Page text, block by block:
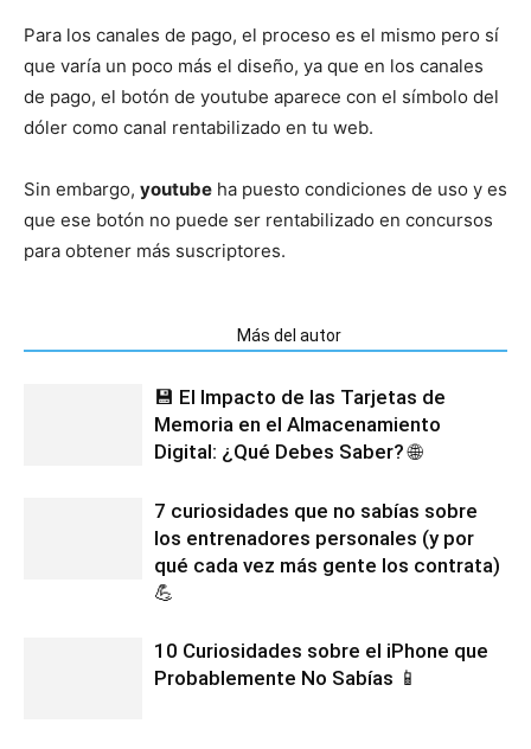
Para los canales de pago, el proceso es el mismo pero sí
que varía un poco más el diseño, ya que en los canales
de pago, el botón de youtube aparece con el símbolo del
dóler como canal rentabilizado en tu web.
Sin embargo, youtube ha puesto condiciones de uso y es
que ese botón no puede ser rentabilizado en concursos
para obtener más suscriptores.
Más del autor
💾 El Impacto de las Tarjetas de
Memoria en el Almacenamiento
Digital: ¿Qué Debes Saber? 🌐
7 curiosidades que no sabías sobre
los entrenadores personales (y por
qué cada vez más gente los contrata)
💪
10 Curiosidades sobre el iPhone que
Probablemente No Sabías 📱